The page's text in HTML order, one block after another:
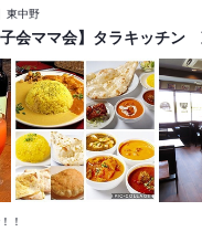
東中野
子会ママ会】タラキッチン
！